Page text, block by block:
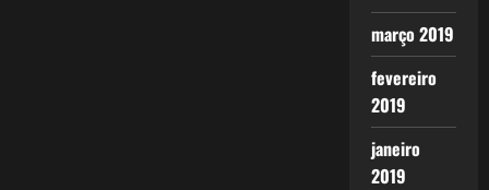
março 2019
fevereiro
2019
janeiro
2019